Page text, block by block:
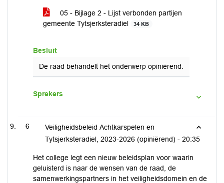
05 - Bijlage 2 - Lijst verbonden partijen
gemeente Tytsjerksteradiel
34 KB
Besluit
De raad behandelt het onderwerp opiniërend.
Sprekers
6
Veiligheidsbeleid Achtkarspelen en
Tytsjerksteradiel, 2023-2026 (opiniërend) -20:35
Het college legt een nieuw beleidsplan voor waarin
geluisterd is naar de wensen van de raad, de
samenwerkingspartners in het veiligheidsdomein en de